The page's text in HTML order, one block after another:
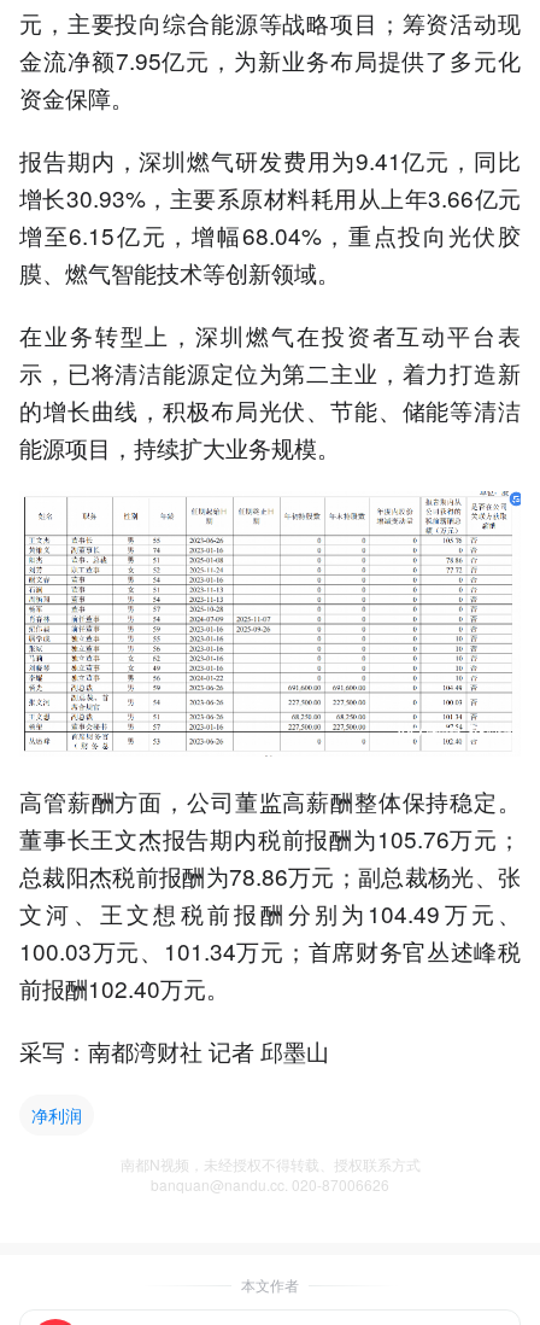
元，主要投向综合能源等战略项目；筹资活动现
金流净额7.95亿元，为新业务布局提供了多元化
资金保障。
报告期内，深圳燃气研发费用为9.41亿元，同比
增长30.93%，主要系原材料耗用从上年3.66亿元
增至6.15亿元，增幅68.04%，重点投向光伏胶
膜、燃气智能技术等创新领域。
在业务转型上，深圳燃气在投资者互动平台表
示，已将清洁能源定位为第二主业，着力打造新
的增长曲线，积极布局光伏、节能、储能等清洁
能源项目，持续扩大业务规模。
高管薪酬方面，公司董监高薪酬整体保持稳定。
董事长王文杰报告期内税前报酬为105.76万元；
总裁阳杰税前报酬为78.86万元；副总裁杨光、张
文河、王文想税前报酬分别为104.49万元、
100.03万元、101.34万元；首席财务官丛述峰税
前报酬102.40万元。
采写：南都湾财社 记者 邱墨山
净利润
南都N视频，未经授权不得转载、授权联系方式
banquan@nandu.cc. 020-87006626
本文作者